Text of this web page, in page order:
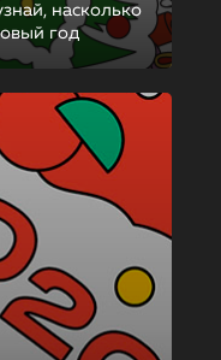
насколько
год